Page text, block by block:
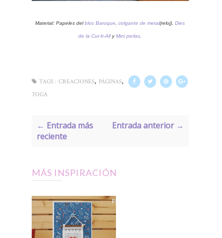
Material: Papeles delbloc Baroque ,colgante de metal(reloj),Dies
de la Cut-It-AllyMini perlas
TAGS : CREACIONES, PÁGINAS,
TOGA
← Entrada más
reciente
Entrada anterior →
MÁS INSPIRACIÓN